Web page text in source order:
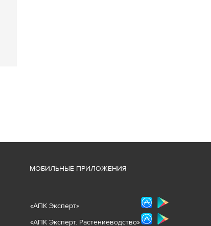
МОБИЛЬНЫЕ ПРИЛОЖЕНИЯ
«АПК Эксперт»
«АПК Эксперт. Растениеводство»